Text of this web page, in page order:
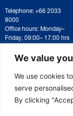
We value
We use cookies
serve
By clicking
Telephone: +66 2033
8000
Office hours: Monday–
Friday, 09:00– 17:00 hrs
For correspondence or
document submission,
please contact:
saraban@eeco.or.th